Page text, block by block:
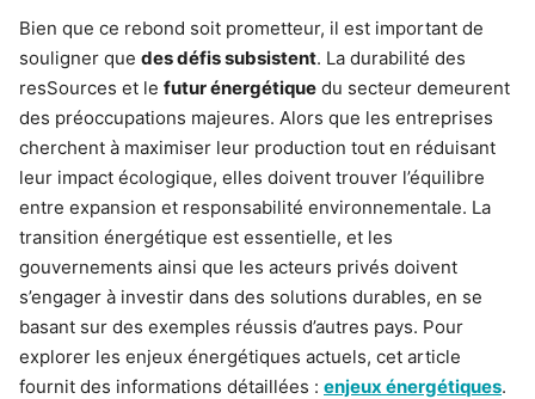
Bien que ce rebond soit prometteur, il est important de
souligner que des défis subsistent. La durabilité des
resSources et le futur énergétique du secteur demeurent
des préoccupations majeures. Alors que les entreprises
cherchent à maximiser leur production tout en réduisant
leur impact écologique, elles doivent trouver l’équilibre
entre expansion et responsabilité environnementale. La
transition énergétique est essentielle, et les
gouvernements ainsi que les acteurs privés doivent
s’engager à investir dans des solutions durables, en se
basant sur des exemples réussis d’autres pays. Pour
explorer les enjeux énergétiques actuels, cet article
fournit des informations détaillées : enjeux énergétiques.